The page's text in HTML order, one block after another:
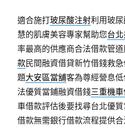
適合施打玻尿酸注射利用玻
慧的肌膚美容專家幫助您台
率最高的供應商合法借款管
款民間融資借貸新竹借錢救
題大安區當舖客為尊經營息
法優質當鋪融資借錢三重機
車借款評估後要找尋台北優
借款無需銀行借款流程提供